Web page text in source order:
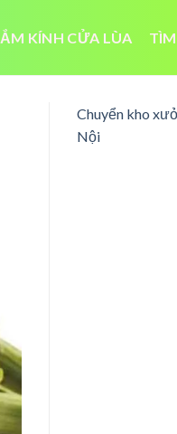
KÍNH CỬA LÙA
Chuyển kho
Nội